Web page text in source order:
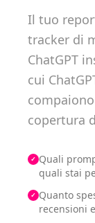
Il tuo
tracker di
ChatGPT
cui
copertura
✓ Quali
quali stai
✓ Quanto
recensioni